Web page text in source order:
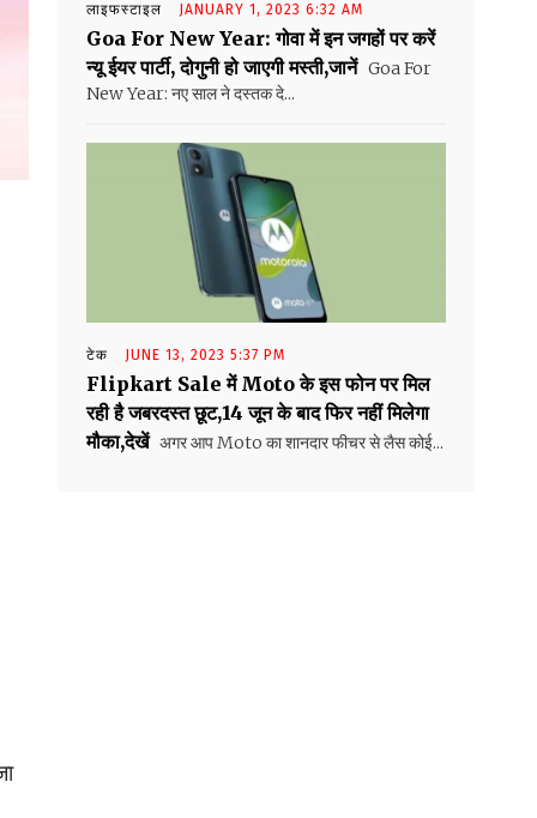
लाइफस्टाइल JANUARY 1, 2023 6:32 AM
Goa For New Year: गोवा में इन जगहों पर करें
न्यू ईयर पार्टी, दोगुनी हो जाएगी मस्ती,जानें Goa For
New Year: नए साल ने दस्तक दे...
टेक JUNE 13, 2023 5:37 PM
Flipkart Sale में Moto के इस फोन पर मिल
रही है जबरदस्त छूट,14 जून के बाद फिर नहीं मिलेगा
मौका,देखें अगर आप Moto का शानदार फीचर से लैस कोई...